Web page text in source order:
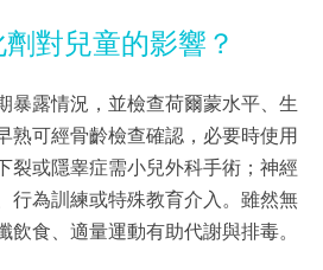
對兒童的影響？
暴露情況，並檢查荷爾蒙水平、生
熟可經骨齡檢查確認，必要時使用
裂或隱睾症需小兒外科手術；神經
行為訓練或特殊教育介入。雖然無
飲食、適量運動有助代謝與排毒。